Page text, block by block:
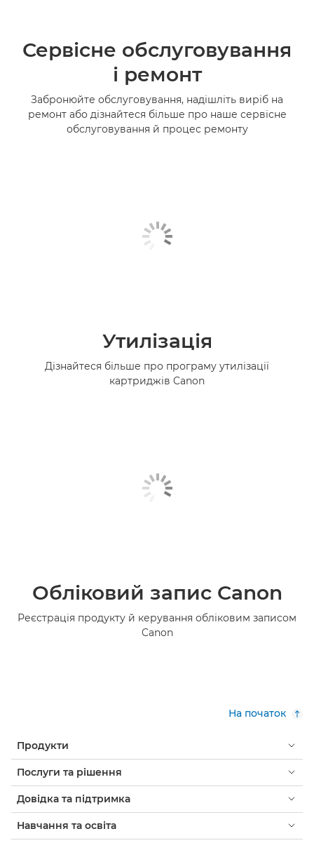
Сервісне обслуговування
і ремонт
Забронюйте обслуговування, надішліть виріб на
ремонт або дізнайтеся більше про наше сервісне
обслуговування й процес ремонту
Утилізація
Дізнайтеся більше про програму утилізації
картриджів Canon
Обліковий запис Canon
Реєстрація продукту й керування обліковим записом
Canon
На початок
Продукти
Послуги та рішення
Довідка та підтримка
Навчання та освіта